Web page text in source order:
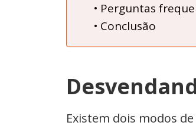
Perguntas
Conclusão
Existem dois modos